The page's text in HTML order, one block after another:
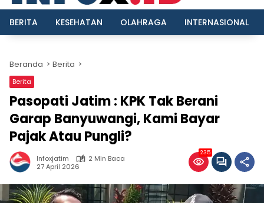
BERITA KESEHATAN OLAHRAGA INTERNASIONAL
Beranda Berita
Berita
Pasopati Jatim : KPK Tak Berani
Garap Banyuwangi, Kami Bayar
Pajak Atau Pungli?
Infoxjatim
2 Min Baca
27 April 2026
235